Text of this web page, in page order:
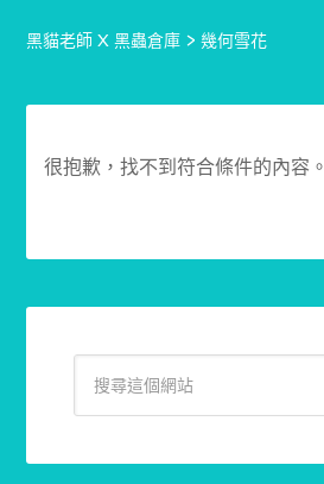
黑貓老師 X 黑蟲倉庫 >幾何雪花
很抱歉，找不到符合條件的內容。